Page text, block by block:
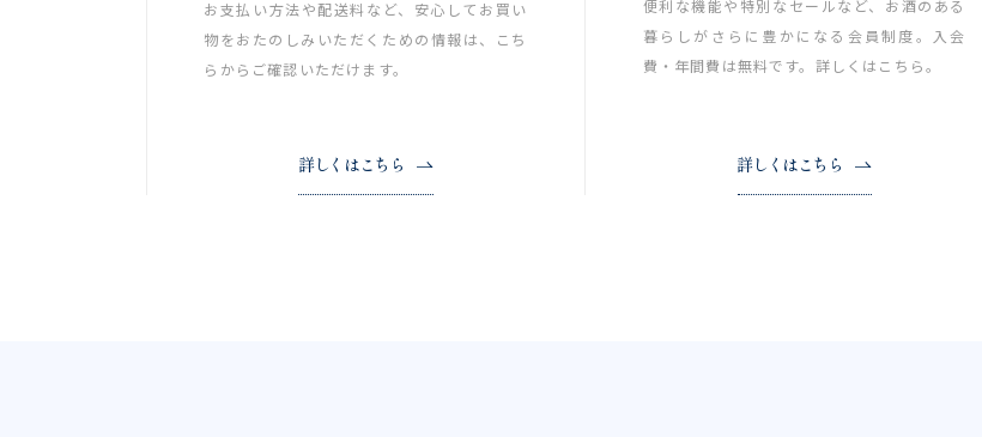
お支払い方法や配送料など、安心してお買い
物をおたのしみいただくための情報は、こち
らからご確認いただけます。
詳しくはこちら
便利な機能や特別なセールなど、お酒のある
暮らしがさらに豊かになる会員制度。入会
費・年間費は無料です。詳しくはこちら。
詳しくはこちら